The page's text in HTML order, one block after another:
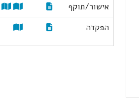
אישור/תוקף
הפקדה